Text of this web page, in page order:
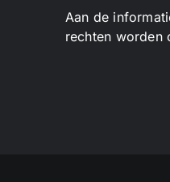
Aan de
rechten worden